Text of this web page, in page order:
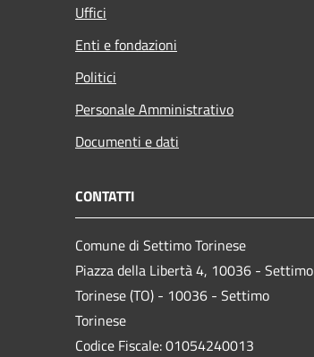
Uffici
Enti e fondazioni
Politici
Personale Amministrativo
Documenti e dati
CONTATTI
Comune di Settimo Torinese
Piazza della Libertà 4, 10036 - Settimo
Torinese (TO) - 10036 - Settimo
Torinese
Codice Fiscale: 01054240013